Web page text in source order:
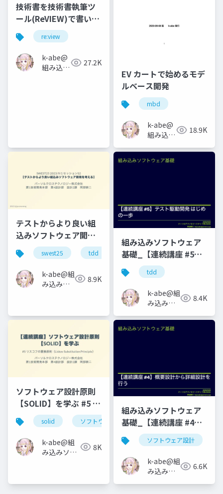
技術書を技術書執筆ツ
ール(ReVIEW)で書いて
みようre:view
k-abe@
組み込み
27.2K
EV カートで始めるモデ
ルベース開発
mbd
k-abe@
組み込み
ェアの人
18.9K
テストからより良い組
込みソフトウェア開発
を考えるswest25 tdd
k-abe@組
み込みソ
8.9K
組み込みソフトウェア
基礎_【連続講座 #5】
テスト駆動開発 はじめ
の一歩
tdd
k-abe@組
み込みソ
アの人
8.4K
ソフトウェア設計原則
【SOLID】を学ぶ #5 リ
スコフの置換原則
solid ソフトウェア設計 リスコフの置換原則
k-abe@組
み込みソフ
8K
組み込みソフトウェア
基礎_【連続講座 #4】
概要設計から詳細設計
を行う
ソフトウェア設計
k-abe@組
み込みソ
6.6K